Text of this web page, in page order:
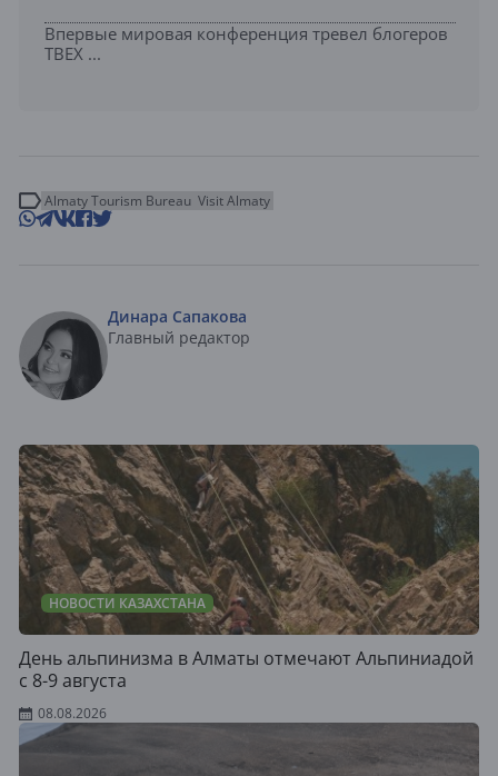
Впервые мировая конференция тревел блогеров
TBEX ...
Almaty Tourism Bureau Visit Almaty
Динара Сапакова
Главный редактор
НОВОСТИ КАЗАХСТАНА
День альпинизма в Алматы отмечают Альпиниадой
с 8-9 августа
08.08.2026